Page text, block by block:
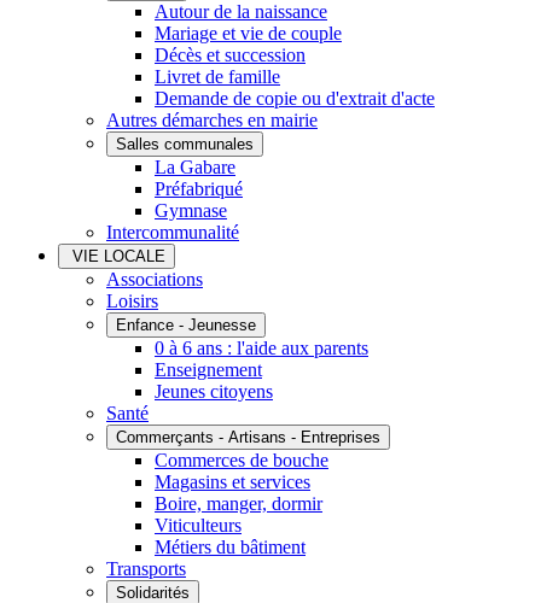
Autour de la naissance
Mariage et vie de couple
Décès et succession
Livret de famille
Demande de copie ou d'extrait d'acte
Autres démarches en mairie
Salles communales
La Gabare
Préfabriqué
Gymnase
Intercommunalité
VIE LOCALE
Associations
Loisirs
Enfance - Jeunesse
0 à 6 ans : l'aide aux parents
Enseignement
Jeunes citoyens
Santé
Commerçants - Artisans - Entreprises
Commerces de bouche
Magasins et services
Boire, manger, dormir
Viticulteurs
Métiers du bâtiment
Transports
Solidarités